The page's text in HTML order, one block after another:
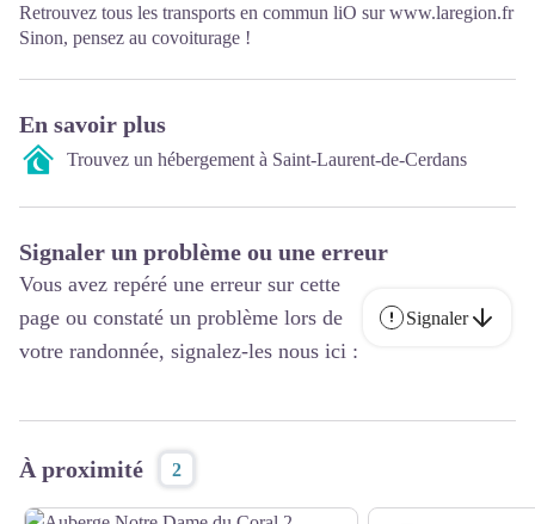
Retrouvez tous les transports en commun liO surwww.laregion.fr
Sinon, pensez au covoiturage !
En savoir plus
Trouvez un hébergement à Saint-Laurent-de-Cerdans
Signaler un problème ou une erreur
Vous avez repéré une erreur sur cette
page ou constaté un problème lors de
votre randonnée, signalez-les nous ici :
Signaler
À proximité 2